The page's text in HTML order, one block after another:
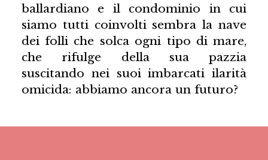
ballardiano e il condominio in cui
siamo tutti coinvolti sembra la nave
dei folli che solca ogni tipo di mare,
che rifulge della sua pazzia
suscitando nei suoi imbarcati ilarità
omicida: abbiamo ancora un futuro?